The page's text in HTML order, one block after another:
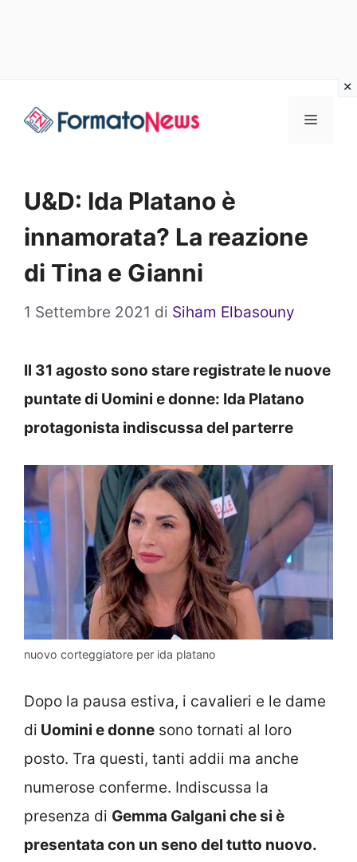
Menu
U&D: Ida Platano è
innamorata? La reazione
di Tina e Gianni
1 Settembre 2021 di Siham Elbasouny
Il 31 agosto sono stare registrate le nuove
puntate di Uomini e donne: Ida Platano
protagonista indiscussa del parterre
nuovo corteggiatore per ida platano
Dopo la pausa estiva, i cavalieri e le dame
di Uomini e donne sono tornati al loro
posto. Tra questi, tanti addii ma anche
numerose conferme. Indiscussa la
presenza di Gemma Galgani che si è
presentata con un seno del tutto nuovo.